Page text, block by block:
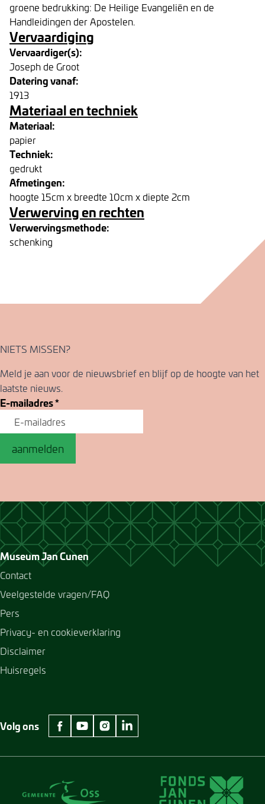
groene bedrukking: De Heilige Evangeliën en de
Handleidingen der Apostelen.
Vervaardiging
Vervaardiger(s):
Joseph de Groot
Datering vanaf:
1913
Materiaal en techniek
Materiaal:
papier
Techniek:
gedrukt
Afmetingen:
hoogte 15cm x breedte 10cm x diepte 2cm
Verwerving en rechten
Verwervingsmethode:
schenking
NIETS MISSEN?
Meld je aan voor de nieuwsbrief en blijf op de hoogte van het
laatste nieuws.
E-mailadres*
aanmelden
Museum Jan Cunen
Contact
Veelgestelde vragen/FAQ
Pers
Privacy- en cookieverklaring
Disclaimer
Huisregels
Volg ons
facebook Museum Jan Cunen
youtube Museum Jan Cunen
instagram Museum Jan Cunen
linkedin Museum Jan Cunen